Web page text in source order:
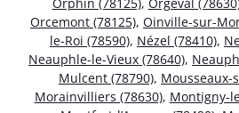
Orphin (78125), Orgeval
Orcemont (78125), Oinville-sur-
le-Roi (78590), Nézel (78410),
Neauphle-le-Vieux (78640),
Mulcent (78790), Mousseaux-
Morainvilliers (78630), Montigny-